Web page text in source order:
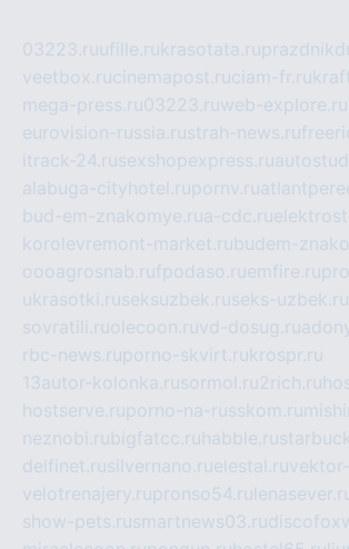
03223.ruufille.rukrasotata.ru
veetbox.rucinemapost.ruciam-fr.ru
mega-press.ru03223.ruweb-explore.ru
eurovision-russia.rustrah-news.ru
itrack-24.rusexshopexpress.ru
alabuga-cityhotel.rupornv.ru
bud-em-znakomye.rua-cdc.ru
korolevremont-market.rubudem-
oooagrosnab.rufpodaso.ruemfire.ru
ukrasotki.ruseksuzbek.ruseks-uzbek.ru
sovratili.ruolecoon.ruvd-dosug.ru
rbc-news.ruporno-skvirt.rukrospr.ru
13autor-kolonka.rusormol.ru2rich.ru
hostserve.ruporno-na-russkom.ru
neznobi.rubigfatcc.ru habble.ru
delfinet.rusilvernano.ruelestal.ru
velotrenajery.rupronso54.ru
show-pets.rusmartnews03.ru